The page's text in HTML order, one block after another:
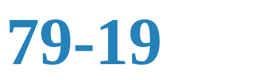
79-19